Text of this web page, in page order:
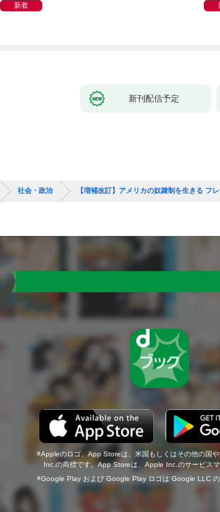
新着
新刊配信予定
社会・政治 【増補改訂】アメリカの奴隷制を生きる フ
Appleのロゴ、App Storeは、米国もしくはその他の国
Inc.の商標です。App Storeは、Apple Inc.のサービスマ
Google Play および Google Play ロゴは Google LLC の